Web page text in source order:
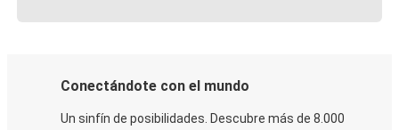
Conectándote con el mundo
Un sinfín de posibilidades. Descubre más de 8.000